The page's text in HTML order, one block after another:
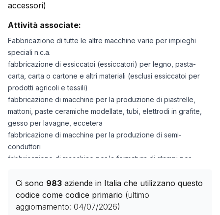
accessori)
Attività associate:
Fabbricazione di tutte le altre macchine varie per impieghi
speciali n.c.a.
fabbricazione di essiccatoi (essiccatori) per legno, pasta-
carta, carta o cartone e altri materiali (esclusi essiccatoi per
prodotti agricoli e tessili)
fabbricazione di macchine per la produzione di piastrelle,
mattoni, paste ceramiche modellate, tubi, elettrodi in grafite,
gesso per lavagne, eccetera
fabbricazione di macchine per la produzione di semi-
conduttori
fabbricazione di macchine per la formatura di stampi per
fabbricazione di macchine e apparecchiature varie per
impieghi speciali, ad esempio: • macchine per montare
lampade elettriche o elettroniche, tubi (valvole) o lampadine •
Ci sono 983 aziende in Italia che utilizzano questo
codice come codice primario (ultimo
aggiornamento: 04/07/2026)